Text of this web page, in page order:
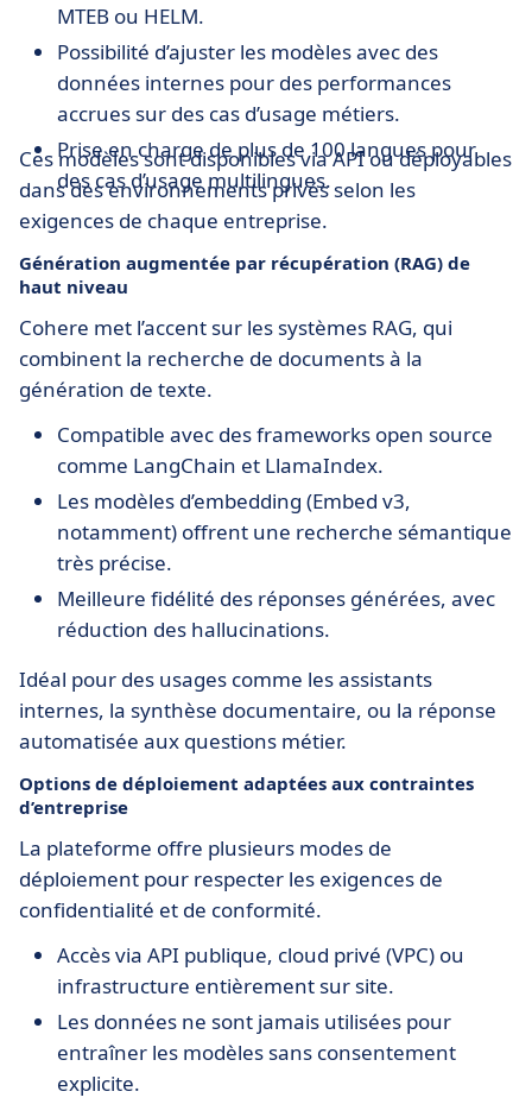
MTEB ou HELM.
Possibilité d’ajuster les modèles avec des
données internes pour des performances
accrues sur des cas d’usage métiers.
Prise en charge de plus de 100 langues pour
des cas d’usage multilingues.
Ces modèles sont disponibles via API ou déployables
dans des environnements privés selon les
exigences de chaque entreprise.
Génération augmentée par récupération (RAG) de
haut niveau
Cohere met l’accent sur les systèmes RAG, qui
combinent la recherche de documents à la
génération de texte.
Compatible avec des frameworks open source
comme LangChain et LlamaIndex.
Les modèles d’embedding (Embed v3,
notamment) offrent une recherche sémantique
très précise.
Meilleure fidélité des réponses générées, avec
réduction des hallucinations.
Idéal pour des usages comme les assistants
internes, la synthèse documentaire, ou la réponse
automatisée aux questions métier.
Options de déploiement adaptées aux contraintes
d’entreprise
La plateforme offre plusieurs modes de
déploiement pour respecter les exigences de
confidentialité et de conformité.
Accès via API publique, cloud privé (VPC) ou
infrastructure entièrement sur site.
Les données ne sont jamais utilisées pour
entraîner les modèles sans consentement
explicite.